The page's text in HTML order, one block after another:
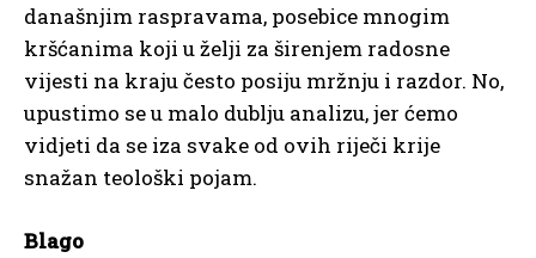
današnjim raspravama, posebice mnogim
kršćanima koji u želji za širenjem radosne
vijesti na kraju često posiju mržnju i razdor. No,
upustimo se u malo dublju analizu, jer ćemo
vidjeti da se iza svake od ovih riječi krije
snažan teološki pojam.
Blago